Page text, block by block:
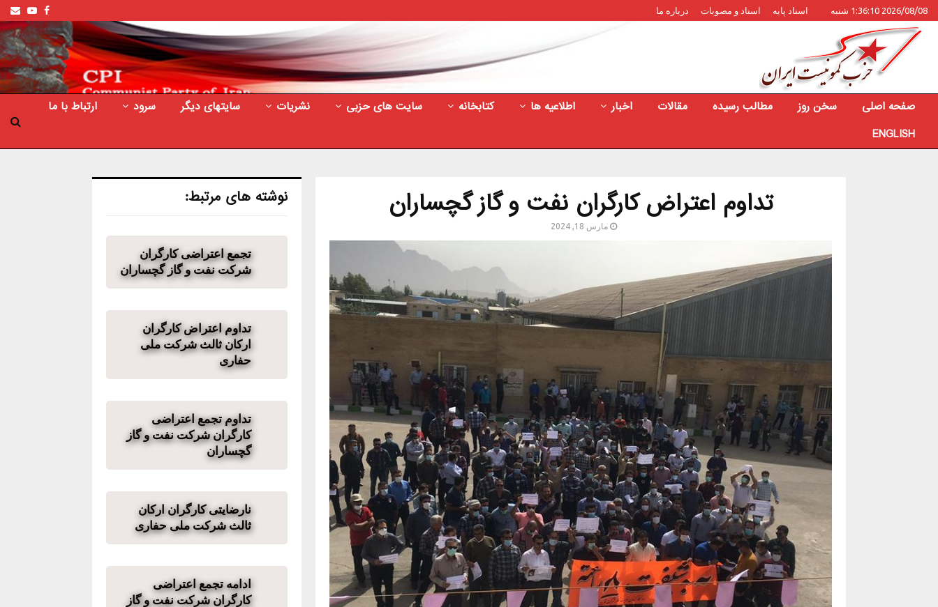
2026/08/08 1:36:10 شنبه اسناد پایه اسناد و مصوبات درباره ما Facebook
صفحه اصلی سخن روز مطالب رسیده مقالات اخبار اطلاعیه ها کتابخانه سایت های حزبی نشریات سایتهای دیگر سرود
ارتباط با ما
ENGLISH
تداوم اعتراض کارگران نفت‌ و گاز گچساران
مارس 18, 2024
نوشته های مرتبط:
تجمع اعتراضی کارگران
شرکت نفت و گاز گچساران
تداوم اعتراض کارگران
ارکان ثالث شرکت ملی
حفاری
تداوم تجمع اعتراضی
کارگران شرکت نفت و گاز
گچساران
نارضایتی کارگران ارکان
ثالث شرکت ملی حفاری
ادامه تجمع اعتراضی
کارگران شرکت نفت و گاز